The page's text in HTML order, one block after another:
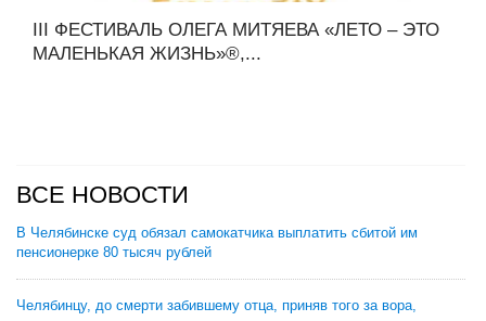
III ФЕСТИВАЛЬ ОЛЕГА МИТЯЕВА «ЛЕТО – ЭТО
МАЛЕНЬКАЯ ЖИЗНЬ»®,...
ВСЕ НОВОСТИ
В Челябинске суд обязал самокатчика выплатить сбитой им
пенсионерке 80 тысяч рублей
Челябинцу, до смерти забившему отца, приняв того за вора,